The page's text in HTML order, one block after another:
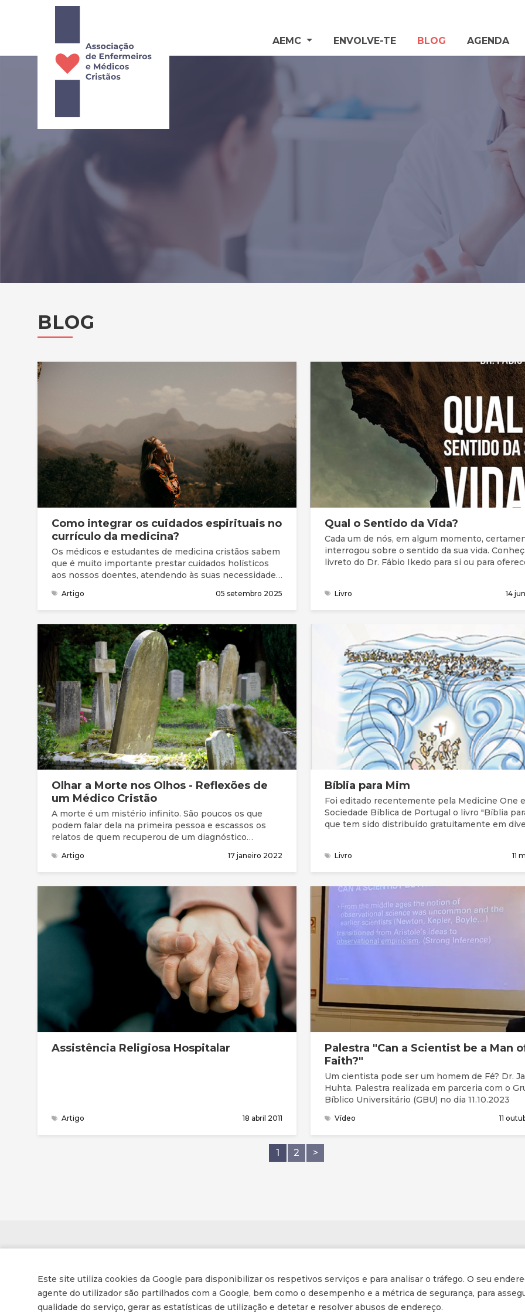
Este site utiliza cookies da Google para disponibilizar os respetivos serviços e para analisar o tráfego. O seu
agente do utilizador são partilhados com a Google, bem como o desempenho e a métrica de segurança, para
qualidade do serviço, gerar as estatísticas de utilização e detetar e resolver abusos de endereço.
AEMC ENVOLVE-TE BLOG AGENDA
BLOG
Como integrar os cuidados espirituais no
currículo da medicina?
Os médicos e estudantes de medicina cristãos sabem
que é muito importante prestar cuidados holísticos
aos nossos doentes, atendendo às suas necessidades
nas escolas médicas do século XXI?
Artigo 05 setembro 2025
Qual o Sentido da Vida?
Cada um de nós, em algum momento,
interrogou sobre o sentido da sua vida.
livreto do Dr. Fábio Ikedo para si ou para
Livro 14
Olhar a Morte nos Olhos - Reflexões de
um Médico Cristão
A morte é um mistério infinito. São poucos os que
podem falar dela na primeira pessoa e escassos os
relatos de quem recuperou de um diagnóstico
Graham, “ninguém está verdadeiramente preparado
para viver enquanto não estiver preparado para
morrer”.
Artigo 17 janeiro 2022
Bíblia para Mim
Foi editado recentemente pela Medicine One
Sociedade Bíblica de Portugal o livro "Bíblia
que tem sido distribuído gratuitamente em
Livro 11
Assistência Religiosa Hospitalar
Artigo 18 abril 2011
Palestra "Can a Scientist be a Man
Faith?"
Um cientista pode ser um homem de Fé? Dr.
Huhta. Palestra realizada em parceria com o
Bíblico Universitário (GBU) no dia 11.10.2023
Vídeo 11
1 2 >
Associação de Enfermeiros e Médicos Cristãos
Av. Conselheiro Barjona de Freitas, 16-B
Inscrição na Newsletter
Tornar-se membro